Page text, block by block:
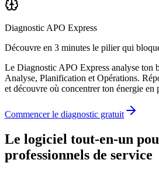
Diagnostic APO Express
Découvre en 3 minutes le pilier qui
Le Diagnostic APO Express analyse ton
Analyse, Planification et Opérations.
et découvre où concentrer ton énergie en
Commencer le diagnostic gratuit
Le logiciel tout-en-un
professionnels de service